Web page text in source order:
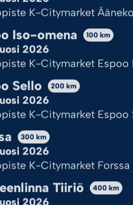
18
20
K-Citymarket
Iso-omena 100 km
2026
K-Citymarket Espoo
Sello 200 km
2026
K-Citymarket Espoo
300 km
2026
K-Citymarket Forssa
Tiiriö 400 km
2026